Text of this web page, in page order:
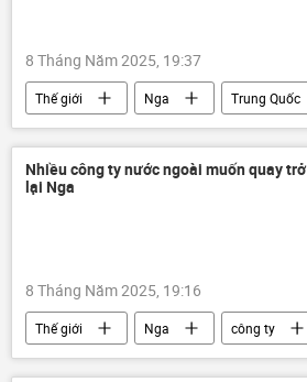
8 Tháng Năm 2025, 19:37
Thế giới Nga
Trung Quốc
Kinh tế
giáo dục
hợp tác
quan hệ song phương
Đại học Tổng hợp Quan hệ Quốc tế (MGIMO)
Nhiều công ty nước ngoài muốn quay trở
lại Nga
8 Tháng Năm 2025, 19:16
Thế giới Nga
công ty
đầu tư
Kinh tế hợp tác